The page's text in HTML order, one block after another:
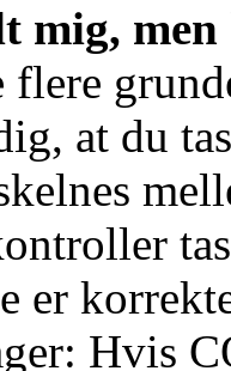
mig,
at du
er
Hvis